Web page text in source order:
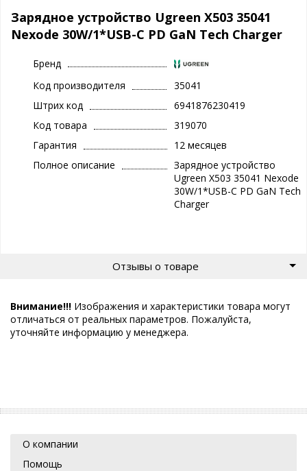
Зарядное устройство Ugreen X503 35041
Nexode 30W/1*USB-C PD GaN Tech Charger
Бренд
Код производителя
35041
Штрих код
6941876230419
Код товара
319070
Гарантия
12 месяцев
Полное описание
Зарядное устройство
Ugreen X503 35041 Nexode
30W/1*USB-C PD GaN Tech
Charger
Отзывы о товаре
Внимание!!! Изображения и характеристики товара могут
отличаться от реальных параметров. Пожалуйста,
уточняйте информацию у менеджера.
О компании
Помощь